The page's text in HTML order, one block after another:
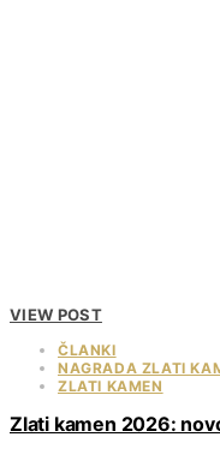
VIEW POST
ČLANKI
NAGRADA ZLATI
ZLATI KAMEN
Zlati kamen 2026: